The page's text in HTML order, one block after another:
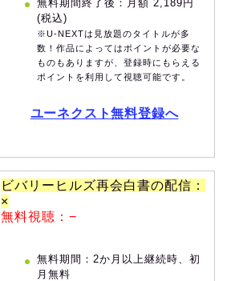
無料期間終了後：月額 2,189円
(税込)
※U-NEXTは見放題のタイトルが多
数！作品によってはポイントが必要な
ものもありますが、登録時にもらえる
ポイントを利用して視聴可能です。
ユーネクスト無料登録へ
ビバリーヒルズ再会白書の配信：
×
無料視聴：−
無料期間：2か月以上継続時、初
月無料